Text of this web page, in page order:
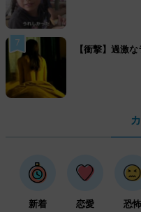
7
【衝撃】過激
新着 恋愛 恐怖